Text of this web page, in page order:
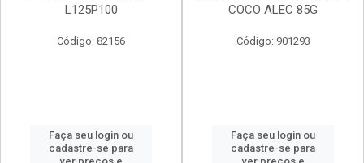
L125P100
Código: 82156
Faça seu login ou
cadastre-se para
COCO ALEC 85G
Código: 901293
Faça seu login ou
cadastre-se para